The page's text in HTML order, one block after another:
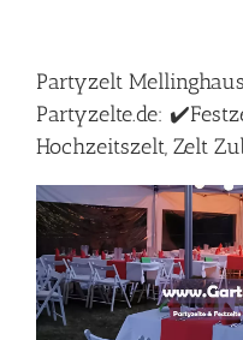
Partyzelt
Partyzelte.de:
Hochzeitszelt, Zelt